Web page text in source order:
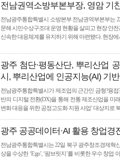
전남권역소방부본부장, 영암 기
전남광주통합특별시 소방본부 전남권역부본부는
문해 시민수상구조대 운영 현황을 살피고 현장 안
신속한 대응체계를 유지하기 위해 마련됐다. 현장
광주 첨단·평동산단, 뿌리산업
시, 뿌리산업에 인공지능(AI) 기
전남광주통합특별시가 제조업의 근간인 금형?용
반의 디지털 전환(DX)을 통해 전통 제조산업을 미
변화 대응을 위한 공정고도화 지원 사업’ 대상지로
광주 공공데이터·AI 활용 창업경
전남광주통합특별시는 22일 북구 광주창조경제혁
상을 수상한 ‘E:go’, ‘팜브릿지’를 비롯한 우수 창